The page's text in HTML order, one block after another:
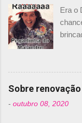
Era o
de
com
foi
Sobre renovação
- outubro 08, 2020